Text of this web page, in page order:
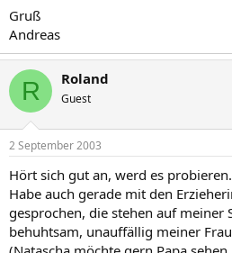
Gruß
Andreas
R Roland
Guest
2 September 2003
Hört sich gut an, werd es probieren.
Habe auch gerade mit den
gesprochen, die stehen auf meiner
behuhtsam, unauffällig meiner